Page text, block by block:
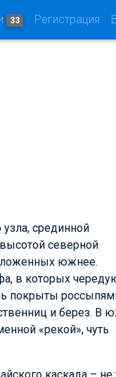
33 Регистрация
срединной
северной
южнее.
в которых
покрыты
и берез. В
«рекой», чуть
каскада – не